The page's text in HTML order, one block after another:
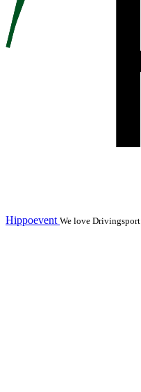
Hippoevent We love Drivingsport